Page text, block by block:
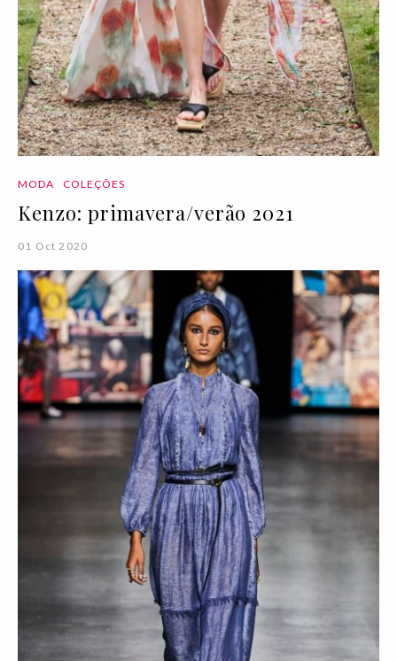
MODA COLEÇÕES
Kenzo: primavera/verão 2021
01 Oct 2020